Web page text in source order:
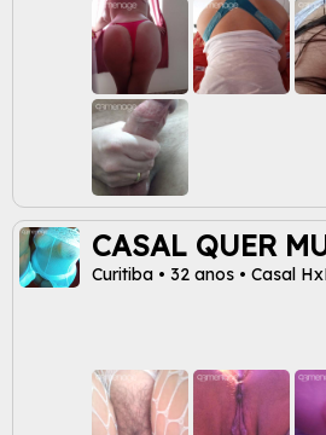
CASAL QUER
Curitiba • 32 anos • Casal